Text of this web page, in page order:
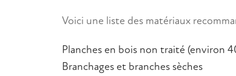
Voici une liste des matériaux
Planches en bois non traité (environ
Branchages et branches sèches